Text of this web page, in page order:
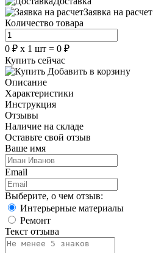
Заявка на расчет
Количество товара
0 ₽ х 1 шт = 0 ₽
Купить сейчас
Добавить в корзину
Описание
Характеристики
Инструкция
Отзывы
Наличие на складе
Оставьте свой отзыв
Ваше имя
Email
Выберите, о чем отзыв:
Интерьерные материалы
Ремонт
Текст отзыва